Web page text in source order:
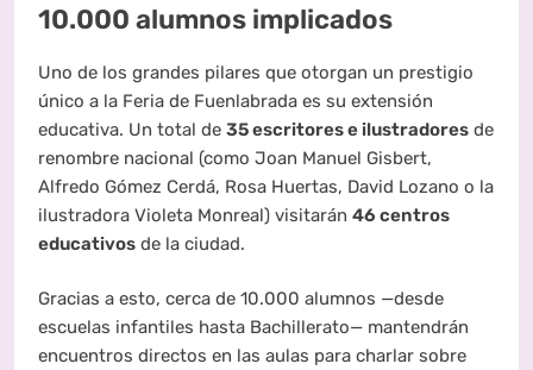
10.000 alumnos implicados
Uno de los grandes pilares que otorgan un prestigio
único a la Feria de Fuenlabrada es su extensión
educativa. Un total de 35 escritores e ilustradores de
renombre nacional (como Joan Manuel Gisbert,
Alfredo Gómez Cerdá, Rosa Huertas, David Lozano o la
ilustradora Violeta Monreal) visitarán 46 centros
educativos de la ciudad.
Gracias a esto, cerca de 10.000 alumnos —desde
escuelas infantiles hasta Bachillerato— mantendrán
encuentros directos en las aulas para charlar sobre